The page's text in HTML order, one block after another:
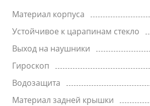
Материал корпуса
Устойчивое к царапинам стекло
Выход на наушники
Гироскоп
Водозащита
Материал задней крышки